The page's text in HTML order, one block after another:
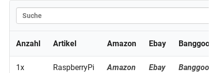
Anzahl Artikel Amazon Ebay Banggood
1x RaspberryPi Amazon Ebay Banggood